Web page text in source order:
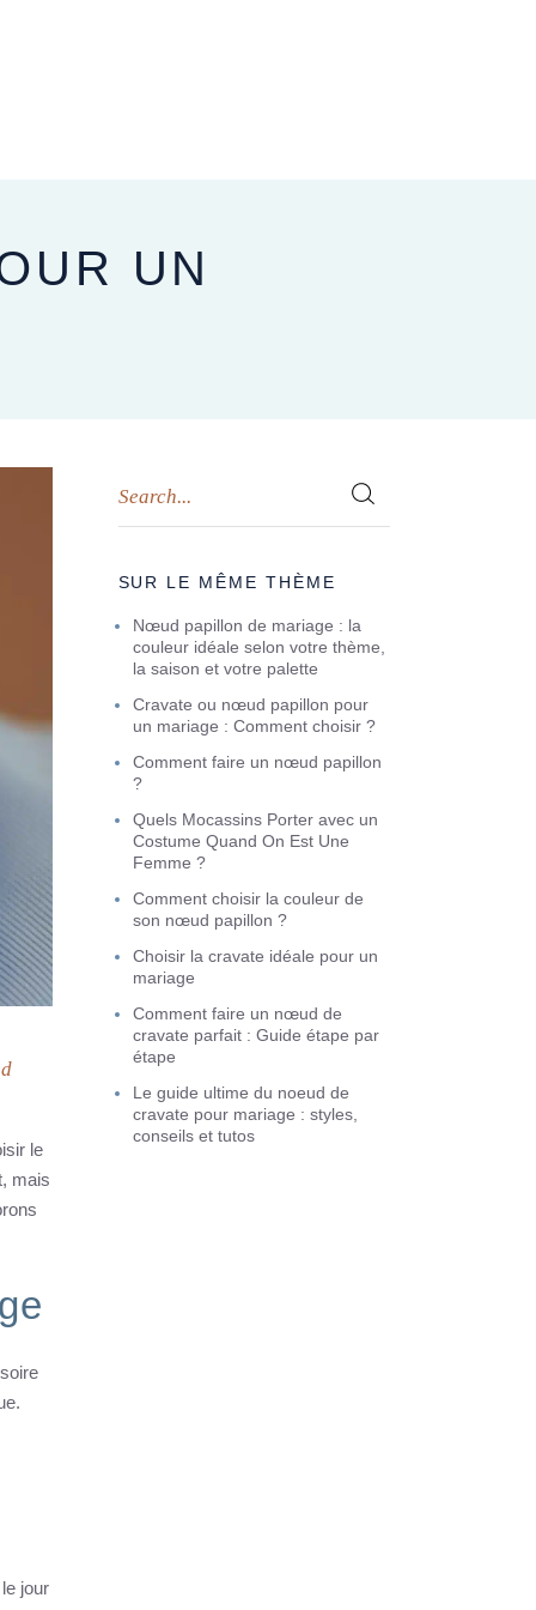
UN
le
mais
jour
SUR LE MÊME THÈME
Nœud papillon de mariage : la
couleur idéale selon votre thème,
la saison et votre palette
Cravate ou nœud papillon pour
un mariage : Comment choisir ?
Comment faire un nœud papillon
?
Quels Mocassins Porter avec un
Costume Quand On Est Une
Femme ?
Comment choisir la couleur de
son nœud papillon ?
Choisir la cravate idéale pour un
mariage
Comment faire un nœud de
cravate parfait : Guide étape par
étape
Le guide ultime du noeud de
cravate pour mariage : styles,
conseils et tutos